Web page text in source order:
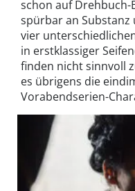
schon auf Drehbuch-
spürbar an Substanz
vier
in erstklassiger
finden nicht sinnvoll
es übrigens die
Vorabendserien-